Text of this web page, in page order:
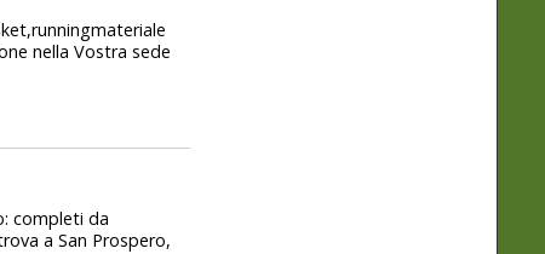
nella Vostra sede
completi da
a San Prospero,